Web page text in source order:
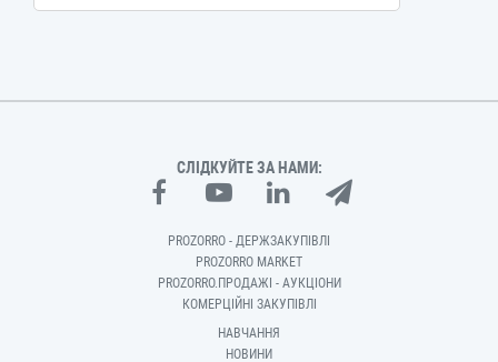
СЛІДКУЙТЕ ЗА НАМИ:
PROZORRO - ДЕРЖЗАКУПІВЛІ
PROZORRO MARKET
PROZORRO.ПРОДАЖІ - АУКЦІОНИ
КОМЕРЦІЙНІ ЗАКУПІВЛІ
НАВЧАННЯ
НОВИНИ